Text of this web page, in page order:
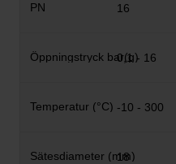
16
0,1 - 16
-10 - 300
18